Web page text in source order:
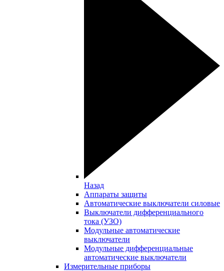
Назад
Аппараты защиты
Автоматические выключатели силовые
Выключатели дифференциального
тока (УЗО)
Модульные автоматические
выключатели
Модульные дифференциальные
автоматические выключатели
Измерительные приборы